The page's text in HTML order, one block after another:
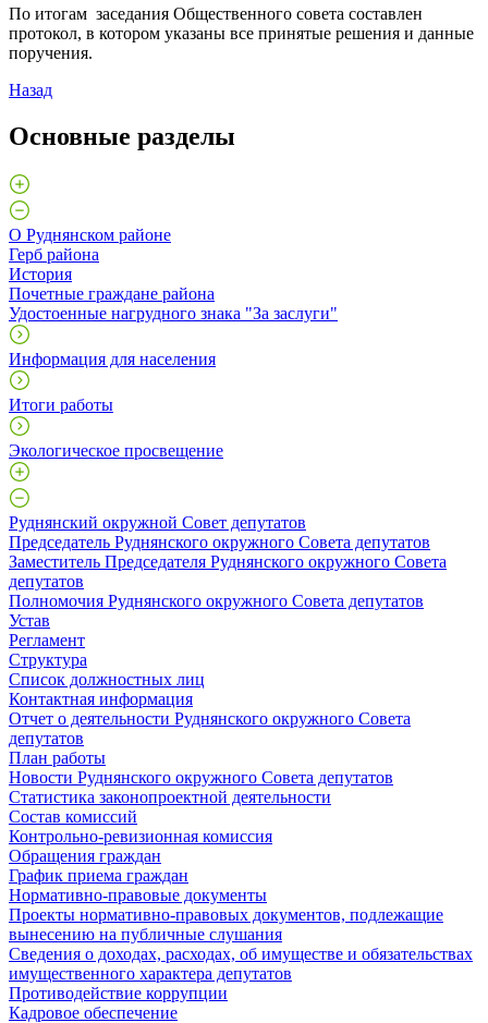
По итогам заседания Общественного совета составлен
протокол, в котором указаны все принятые решения и данные
поручения.
Назад
Основные разделы
О Руднянском районе
Герб района
История
Почетные граждане района
Удостоенные нагрудного знака "За заслуги"
Информация для населения
Итоги работы
Экологическое просвещение
Руднянский окружной Совет депутатов
Председатель Руднянского окружного Совета депутатов
Заместитель Председателя Руднянского окружного Совета
депутатов
Полномочия Руднянского окружного Совета депутатов
Устав
Регламент
Структура
Список должностных лиц
Контактная информация
Отчет о деятельности Руднянского окружного Совета
депутатов
План работы
Новости Руднянского окружного Совета депутатов
Статистика законопроектной деятельности
Состав комиссий
Контрольно-ревизионная комиссия
Обращения граждан
График приема граждан
Нормативно-правовые документы
Проекты нормативно-правовых документов, подлежащие
вынесению на публичные слушания
Сведения о доходах, расходах, об имуществе и обязательствах
имущественного характера депутатов
Противодействие коррупции
Кадровое обеспечение